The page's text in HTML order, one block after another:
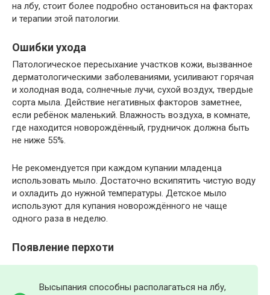
на лбу, стоит более подробно остановиться на факторах
и терапии этой патологии.
Ошибки ухода
Патологическое пересыхание участков кожи, вызванное
дерматологическими заболеваниями, усиливают горячая
и холодная вода, солнечные лучи, сухой воздух, твердые
сорта мыла. Действие негативных факторов заметнее,
если ребёнок маленький. Влажность воздуха, в комнате,
где находится новорождённый, грудничок должна быть
не ниже 55%.
Не рекомендуется при каждом купании младенца
использовать мыло. Достаточно вскипятить чистую воду
и охладить до нужной температуры. Детское мыло
используют для купания новорождённого не чаще
одного раза в неделю.
Появление перхоти
Высыпания способны располагаться на лбу,